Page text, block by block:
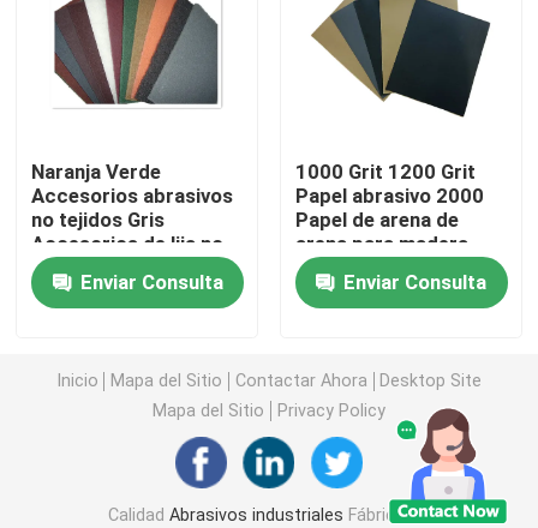
Abrasivos unidos
Partes movibles de la herramienta de carburo
Abrasivos de unión de resina
Instrumento de medición de rodamientos
Abrasivos aglomerados vitrificados
Naranja Verde
Accesorios abrasivos
no tejidos Gris
Accesorios de lija no
tejidos
Enviar Consulta
1000 Grit 1200 Grit
Papel abrasivo 2000
Papel de arena de
arena para madera
Enviar Consulta
Inicio Mapa del Sitio Contactar Ahora
Desktop Site
Mapa del Sitio
Privacy Policy
Calidad Abrasivos industriales Fábrica De